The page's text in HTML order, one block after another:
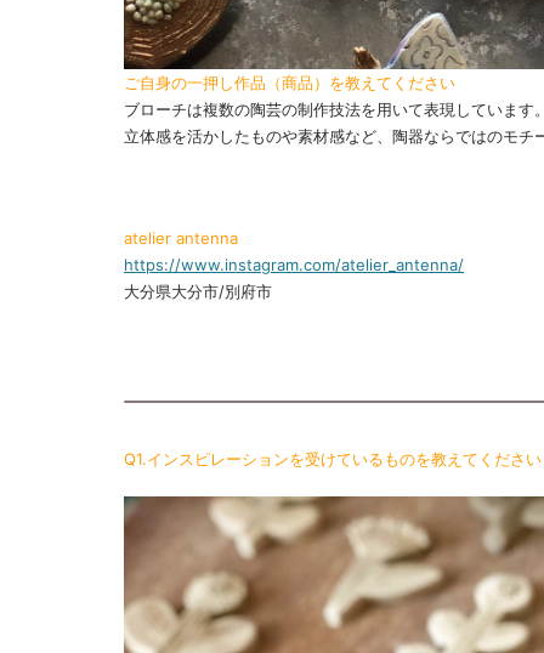
ご自身の一押し作品（商品）を教えてください
ブローチは複数の陶芸の制作技法を用いて表現していま
立体感を活かしたものや素材感など、陶器ならではのモ
atelier antenna
https://www.instagram.com/atelier_antenna/
大分県大分市/別府市
Q1.インスピレーションを受けているものを教えてください